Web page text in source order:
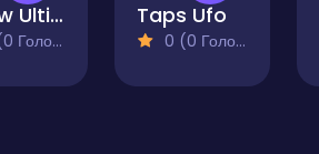
Arrow Ultimate Taps Ufo
0 (0 Голосів)